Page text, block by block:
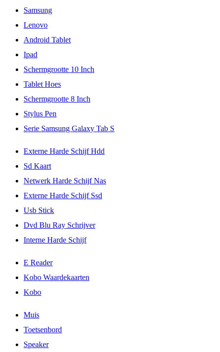
Samsung
Lenovo
Android Tablet
Ipad
Schermgrootte 10 Inch
Tablet Hoes
Schermgrootte 8 Inch
Stylus Pen
Serie Samsung Galaxy Tab S
Externe Harde Schijf Hdd
Sd Kaart
Netwerk Harde Schijf Nas
Externe Harde Schijf Ssd
Usb Stick
Dvd Blu Ray Schrijver
Interne Harde Schijf
E Reader
Kobo Waardekaarten
Kobo
Muis
Toetsenbord
Speaker